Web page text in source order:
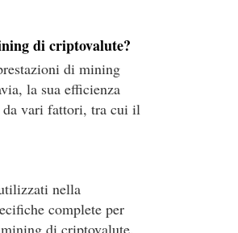
di criptovalute?
di mining
la sua efficienza
vari fattori, tra cui il
nella
complete per
di criptovalute.